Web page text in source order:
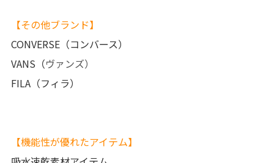
【その他ブランド】
CONVERSE（コンバース）
VANS（ヴァンズ）
FILA（フィラ）
【機能性が優れたアイテム】